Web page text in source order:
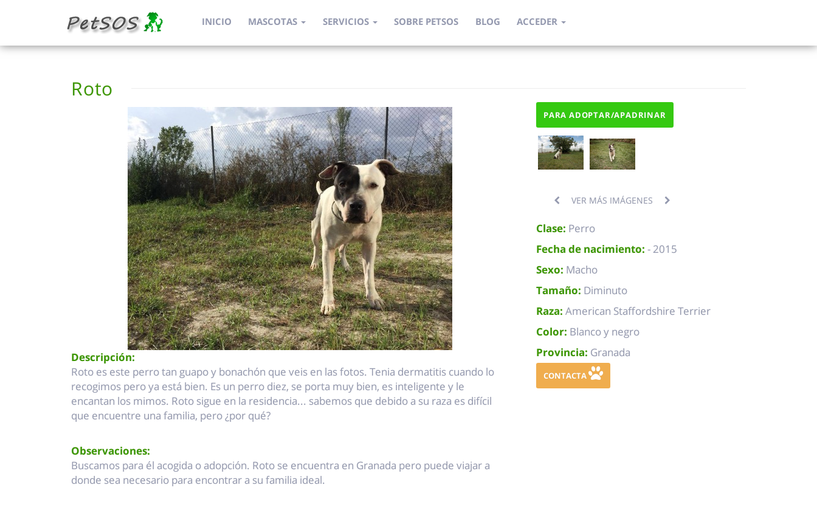
INICIO MASCOTAS SERVICIOS SOBRE PETSOS BLOG ACCEDER
Roto
Descripción:
Roto es este perro tan guapo y bonachón que veis en las fotos. Tenia dermatitis cuando lo
recogimos pero ya está bien. Es un perro diez, se porta muy bien, es inteligente y le
encantan los mimos. Roto sigue en la residencia... sabemos que debido a su raza es difícil
que encuentre una familia, pero ¿por qué?
Observaciones:
Buscamos para él acogida o adopción. Roto se encuentra en Granada pero puede viajar a
donde sea necesario para encontrar a su familia ideal.
PARA ADOPTAR/APADRINAR
VER MÁS IMÁGENES
Clase: Perro
Fecha de nacimiento: - 2015
Sexo: Macho
Tamaño: Diminuto
Raza: American Staffordshire Terrier
Color: Blanco y negro
Provincia: Granada
CONTACTA